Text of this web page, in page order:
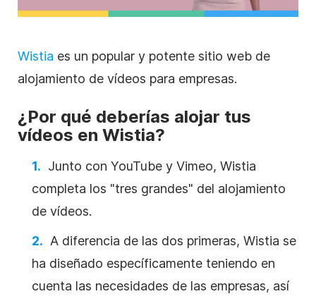
Wistia es un popular y potente sitio web de
alojamiento de vídeos para empresas.
¿Por qué deberías alojar tus
vídeos en Wistia?
Junto con YouTube y Vimeo, Wistia
completa los "tres grandes" del alojamiento
de vídeos.
A diferencia de las dos primeras, Wistia se
ha diseñado específicamente teniendo en
cuenta las necesidades de las empresas, así